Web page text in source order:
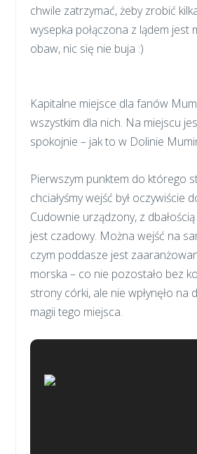
chwile zatrzymać, żeby zrobić
wysepka połączona z lądem jest
obaw, nic się nie buja :)
Kapitalne miejsce dla fanów
wszystkim dla nich. Na miejscu
spokojnie – jak to w Dolinie
Pierwszym punktem do którego
chciałyśmy wejść był oczywiście
Cudownie urządzony, z
jest czadowy. Można wejść na
czym poddasze jest
morska – co nie pozostało bez
strony córki, ale nie wpłynęło na
magii tego miejsca.